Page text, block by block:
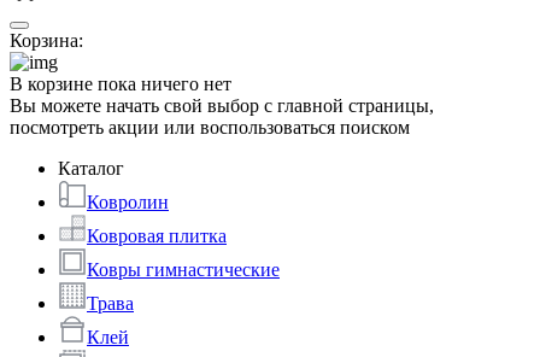
Корзина:
В корзине пока ничего нет
Вы можете начать свой выбор с главной страницы,
посмотреть акции или воспользоваться поиском
Каталог
Ковролин
Ковровая плитка
Ковры гимнастические
Трава
Клей